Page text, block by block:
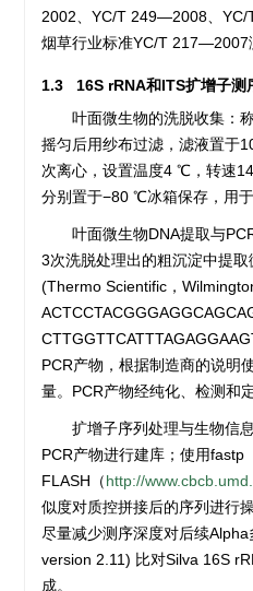
2002、YC/T 249—2008、YC/
烟草行业标准YC/T 217—2007
1.3 16S rRNA和ITS扩增子测
叶面微生物的洗脱收集：
摇匀后用纱布过滤，滤液置于
次离心，设置温度4 ℃，转速
分别置于−80 ℃冰箱保存，用于
叶面微生物DNA提取与
3次洗脱处理出的粗沉淀中提
(Thermo Scientific，
PCR产物，根据制造商的说明
量。PCR产物经纯化、检测和
扩增子序列处理与生物信
PCR产物进行建库；使用
FLASH（http://
似度对质控拼接后的序列进行
尽量减少测序深度对后续
version 2.11) 比对Silva 16S
成。